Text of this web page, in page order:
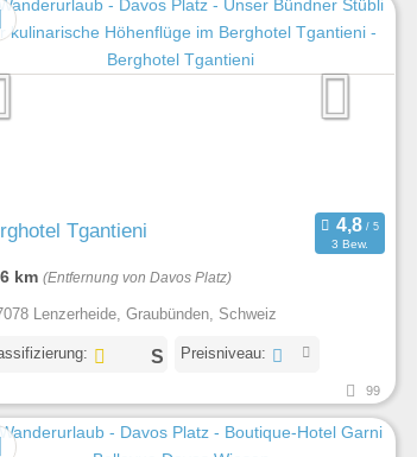
Tgantieni
3 Bew.
km (Entfernung von Davos Platz)
Lenzerheide, Graubünden, Schweiz
Preisniveau:
99